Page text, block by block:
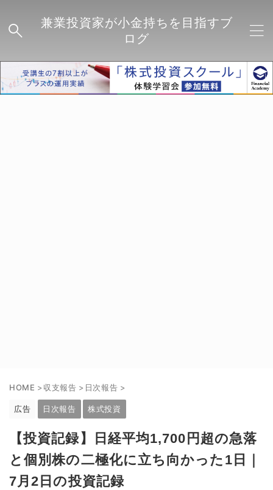
兼業投資家が小金持ちを目指すブ
ログ
HOME >収支報告 > 日次報告 >
広告 日次報告 株式投資
【投資記録】日経平均1,700円超の急落
と個別株の二極化に立ち向かった1日｜
7月2日の投資記録